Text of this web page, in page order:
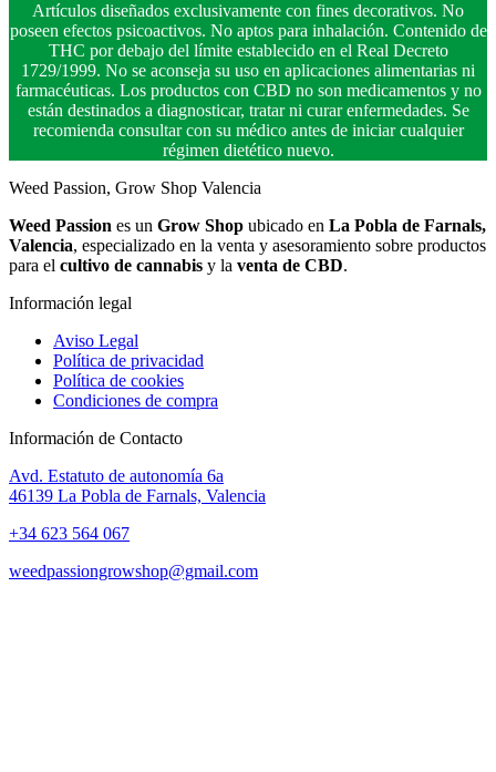
Artículos diseñados exclusivamente con fines decorativos. No
poseen efectos psicoactivos. No aptos para inhalación. Contenido de
THC por debajo del límite establecido en el Real Decreto
1729/1999. No se aconseja su uso en aplicaciones alimentarias ni
farmacéuticas. Los productos con CBD no son medicamentos y no
están destinados a diagnosticar, tratar ni curar enfermedades. Se
recomienda consultar con su médico antes de iniciar cualquier
régimen dietético nuevo.
Weed Passion, Grow Shop Valencia
Weed Passion es un Grow Shop ubicado en La Pobla de Farnals,
Valencia, especializado en la venta y asesoramiento sobre productos
para el cultivo de cannabis y la venta de CBD.
Información legal
Aviso Legal
Política de privacidad
Política de cookies
Condiciones de compra
Información de Contacto
Avd. Estatuto de autonomía 6a
46139 La Pobla de Farnals, Valencia
+34 623 564 067
weedpassiongrowshop@gmail.com